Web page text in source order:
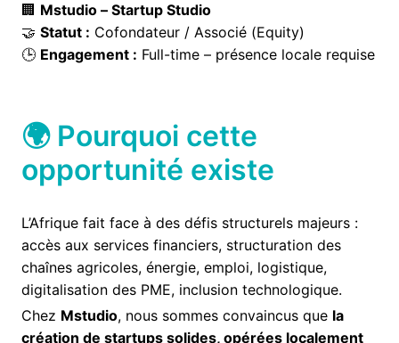
🏢 Mstudio – Startup Studio
🤝 Statut : Cofondateur / Associé (Equity)
🕒 Engagement : Full-time – présence locale requise
🌍 Pourquoi cette
opportunité existe
L’Afrique fait face à des défis structurels majeurs :
accès aux services financiers, structuration des
chaînes agricoles, énergie, emploi, logistique,
digitalisation des PME, inclusion technologique.
Chez Mstudio, nous sommes convaincus que la
création de startups solides, opérées localement